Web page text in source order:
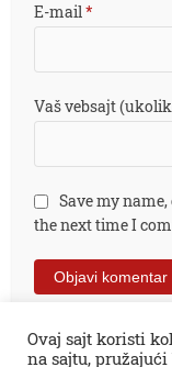
E-mail*
Vaš vebsajt
Save my
the next time I
Ovaj sajt koristi
na sajtu,